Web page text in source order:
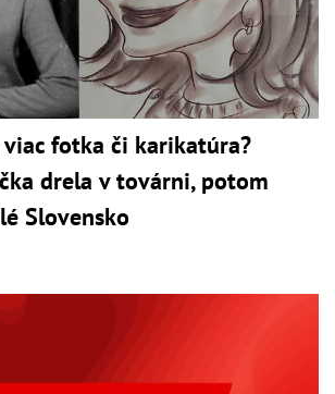
fotka či karikatúra?
drela v továrni, potom
Slovensko